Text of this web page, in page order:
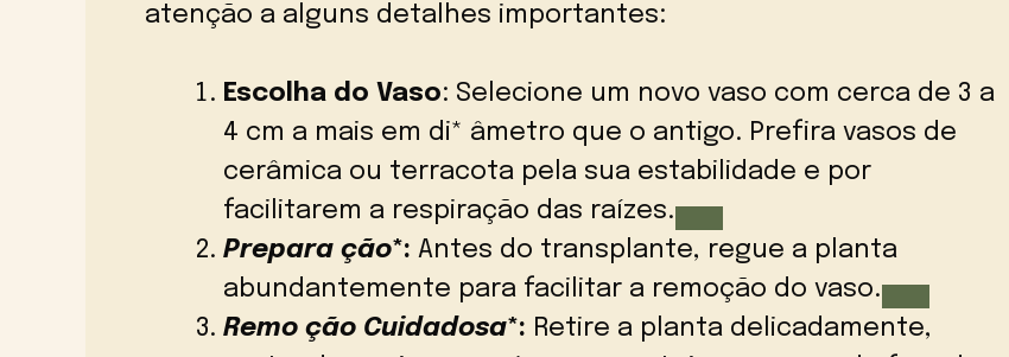
atenção a alguns detalhes importantes:
Escolha do Vaso: Selecione um novo vaso com cerca de 3 a
4 cm a mais em di* âmetro que o antigo. Prefira vasos de
cerâmica ou terracota pela sua estabilidade e por
facilitarem a respiração das raízes.
Prepara ção*: Antes do transplante, regue a planta
abundantemente para facilitar a remoção do vaso.
Remo ção Cuidadosa*: Retire a planta delicadamente,